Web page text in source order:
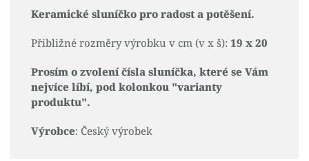
Keramické sluníčko pro radost a potěšení.
Přibližné rozměry výrobku v cm (v x š): 19 x 20
Prosím o zvolení čísla sluníčka, které se Vám
nejvíce líbí, pod kolonkou "varianty
produktu".
Výrobce: Český výrobek